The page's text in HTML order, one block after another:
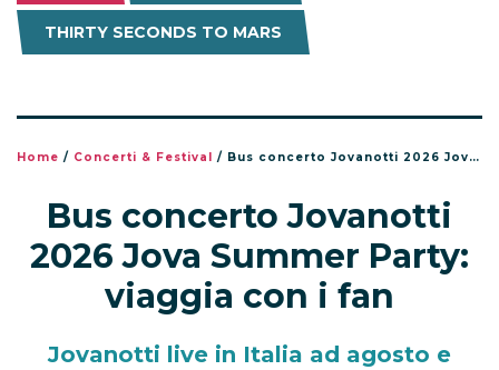
THIRTY SECONDS TO MARS
Home / Concerti & Festival / Bus concerto Jovanotti 2026 Jova Summer Party: viaggia con i fan
Bus concerto Jovanotti
2026 Jova Summer Party:
viaggia con i fan
Jovanotti live in Italia ad agosto e